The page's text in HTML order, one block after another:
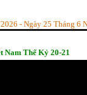
- Ngày 25 Tháng 6
Nam Thế Kỷ 20-21